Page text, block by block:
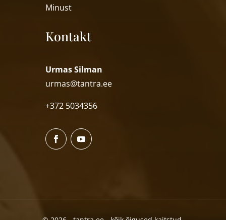
Minust
Kontakt
Urmas Silman
urmas@tantra.ee
+372 5034356